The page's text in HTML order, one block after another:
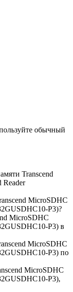
обычный
Transcend
Reader
MicroSDHC
P3)?
MicroSDHC
P3) в
MicroSDHC
P3) по
MicroSDHC
P3),